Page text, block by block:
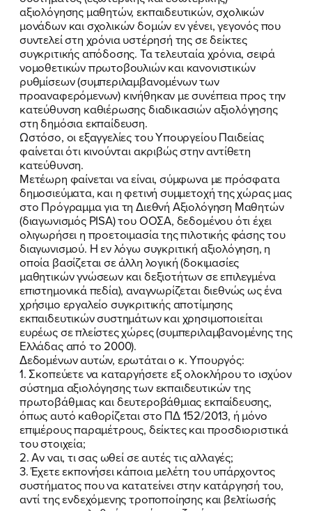
ΠΟΙΑ ΕΙΜΑΙ
ΕΡΓΟ
ΕΚΔΗΛΩΣΕΙΣ
ΝΕΑ
ΕΛΑ ΚΙ ΕΣΥ
FB IN TW YT LN VB TIKTOK
αξιολόγησης μαθητών, εκπαιδευτικών, σχολικών
μονάδων και σχολικών δομών εν γένει, γεγονός που
συντελεί στη χρόνια υστέρησή της σε δείκτες
συγκριτικής απόδοσης. Τα τελευταία χρόνια, σειρά
νομοθετικών πρωτοβουλιών και κανονιστικών
ρυθμίσεων (συμπεριλαμβανομένων των
προαναφερόμενων) κινήθηκαν με συνέπεια προς την
κατεύθυνση καθιέρωσης διαδικασιών αξιολόγησης
στη δημόσια εκπαίδευση.
Ωστόσο, οι εξαγγελίες του Υπουργείου Παιδείας
φαίνεται ότι κινούνται ακριβώς στην αντίθετη
κατεύθυνση.
Μετέωρη φαίνεται να είναι, σύμφωνα με πρόσφατα
δημοσιεύματα, και η φετινή συμμετοχή της χώρας μας
στο Πρόγραμμα για τη Διεθνή Αξιολόγηση Μαθητών
(διαγωνισμός PISA) του ΟΟΣΑ, δεδομένου ότι έχει
ολιγωρήσει η προετοιμασία της πιλοτικής φάσης του
διαγωνισμού. Η εν λόγω συγκριτική αξιολόγηση, η
οποία βασίζεται σε άλλη λογική (δοκιμασίες
μαθητικών γνώσεων και δεξιοτήτων σε επιλεγμένα
επιστημονικά πεδία), αναγνωρίζεται διεθνώς ως ένα
χρήσιμο εργαλείο συγκριτικής αποτίμησης
εκπαιδευτικών συστημάτων και χρησιμοποιείται
ευρέως σε πλείστες χώρες (συμπεριλαμβανομένης της
Ελλάδας από το 2000).
Δεδομένων αυτών, ερωτάται ο κ. Υπουργός:
1. Σκοπεύετε να καταργήσετε εξ ολοκλήρου το ισχύον
σύστημα αξιολόγησης των εκπαιδευτικών της
πρωτοβάθμιας και δευτεροβάθμιας εκπαίδευσης,
όπως αυτό καθορίζεται στο ΠΔ 152/2013, ή μόνο
επιμέρους παραμέτρους, δείκτες και προσδιοριστικά
του στοιχεία;
2. Αν ναι, τι σας ωθεί σε αυτές τις αλλαγές;
3. Έχετε εκπονήσει κάποια μελέτη του υπάρχοντος
συστήματος που να κατατείνει στην κατάργησή του,
αντί της ενδεχόμενης τροποποίησης και βελτίωσής